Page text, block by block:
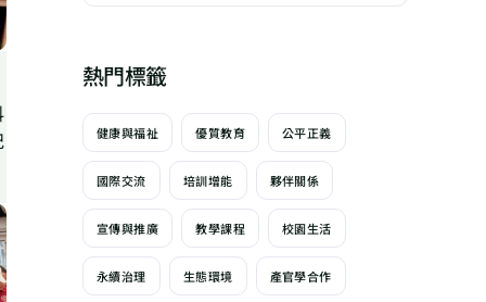
熱門標籤
健康與福祉 優質教育 公平正義
國際交流 培訓增能 夥伴關係
宣傳與推廣 教學課程 校園生活
永續治理 生態環境 產官學合作